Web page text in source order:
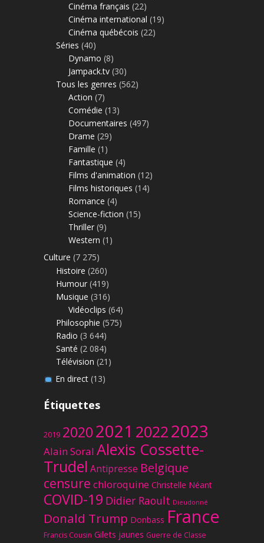
Cinéma français (22)
Cinéma international (19)
Cinéma québécois (22)
Séries (40)
Dynamo (8)
Jampack.tv (30)
Tous les genres (562)
Action (7)
Comédie (13)
Documentaires (497)
Drame (29)
Famille (1)
Fantastique (4)
Films d'animation (12)
Films historiques (14)
Romance (4)
Science-fiction (15)
Thriller (9)
Western (1)
Culture (7 275)
Histoire (260)
Humour (419)
Musique (316)
Vidéoclips (64)
Philosophie (575)
Radio (3 644)
Santé (2 084)
Télévision (21)
En direct(13)
Étiquettes
2019 20202021 20222023
Alain Soral Alexis Cossette-
Trudel Antipresse Belgique
censure chloroquine Christelle Néant
COVID-19 Didier Raoult Dieudonné
Donald Trump Donbass France
Francis Cousin Gilets jaunes Guerre de Classe